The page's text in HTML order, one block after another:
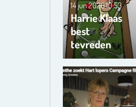
Harrie Klaas
best
tevreden
14 jun 202610:53